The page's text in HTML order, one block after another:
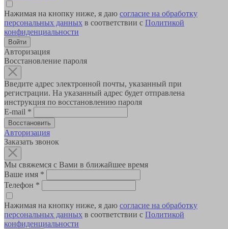
Нажимая на кнопку ниже, я даю согласие на обработку
персональных данных в соответствии с Политикой
конфиденциальности
Авторизация
Восстановление пароля
Введите адрес электронной почты, указанный при
регистрации. На указанный адрес будет отправлена
инструкция по восстановлению пароля
E-mail *
Авторизация
Заказать звонок
Мы свяжемся с Вами в ближайшее время
Ваше имя *
Телефон *
Нажимая на кнопку ниже, я даю согласие на обработку
персональных данных в соответствии с Политикой
конфиденциальности